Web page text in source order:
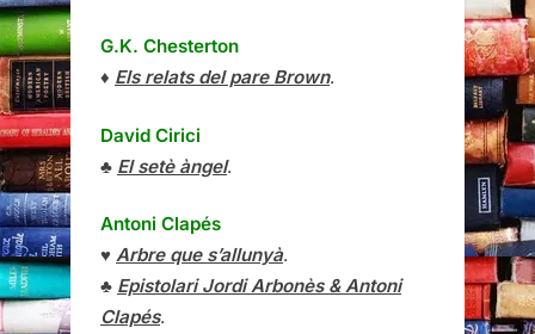
G.K. Chesterton
♦ Els relats del pare Brown.
David Cirici
♣ El setè àngel.
Antoni Clapés
♥ Arbre que s’allunyà.
♣ Epistolari Jordi Arbonès & Antoni
Clapés.